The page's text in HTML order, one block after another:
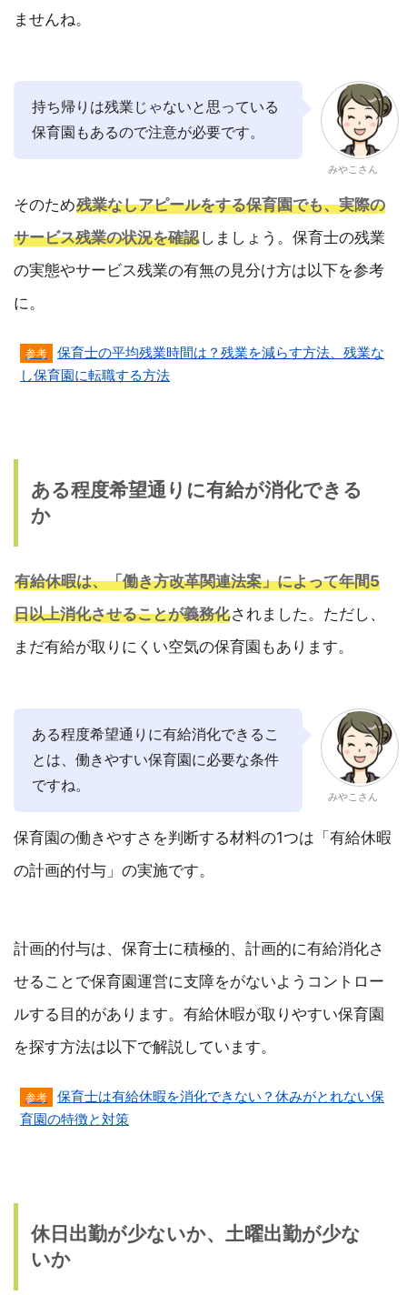
ませんね。
持ち帰りは残業じゃないと思っている
保育園もあるので注意が必要です。
みやこさん
そのため残業なしアピールをする保育園でも、実際の
サービス残業の状況を確認 しましょう。保育士の残業
の実態やサービス残業の有無の見分け方は以下を参考
に。
保育士の平均残業時間は？残業を減らす方法、残業な
し保育園に転職する方法
ある程度希望通りに有給が消化できる
か
有給休暇は、「働き方改革関連法案」によって年間5
日以上消化させることが義務化されました。ただし、
まだ有給が取りにくい空気の保育園もあります。
ある程度希望通りに有給消化できるこ
とは、働きやすい保育園に必要な条件
ですね。
みやこさん
保育園の働きやすさを判断する材料の1つは「有給休暇
の計画的付与」の実施です。
計画的付与は、保育士に積極的、計画的に有給消化さ
せることで保育園運営に支障をがないようコントロー
ルする目的があります。有給休暇が取りやすい保育園
を探す方法は以下で解説しています。
保育士は有給休暇を消化できない？休みがとれない保
育園の特徴と対策
休日出勤が少ないか、土曜出勤が少な
いか